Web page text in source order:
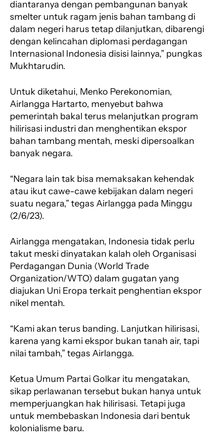
diantaranya dengan pembangunan banyak
smelter untuk ragam jenis bahan tambang di
dalam negeri harus tetap dilanjutkan, dibarengi
dengan kelincahan diplomasi perdagangan
Internasional Indonesia disisi lainnya,” pungkas
Mukhtarudin.
Untuk diketahui, Menko Perekonomian,
Airlangga Hartarto, menyebut bahwa
pemerintah bakal terus melanjutkan program
hilirisasi industri dan menghentikan ekspor
bahan tambang mentah, meski dipersoalkan
banyak negara.
“Negara lain tak bisa memaksakan kehendak
atau ikut cawe-cawe kebijakan dalam negeri
suatu negara,” tegas Airlangga pada Minggu
(2/6/23).
Airlangga mengatakan, Indonesia tidak perlu
takut meski dinyatakan kalah oleh Organisasi
Perdagangan Dunia (World Trade
Organization/WTO) dalam gugatan yang
diajukan Uni Eropa terkait penghentian ekspor
nikel mentah.
“Kami akan terus banding. Lanjutkan hilirisasi,
karena yang kami ekspor bukan tanah air, tapi
nilai tambah,” tegas Airlangga.
Ketua Umum Partai Golkar itu mengatakan,
sikap perlawanan tersebut bukan hanya untuk
memperjuangkan hak hilirisasi. Tetapi juga
untuk membebaskan Indonesia dari bentuk
kolonialisme baru.